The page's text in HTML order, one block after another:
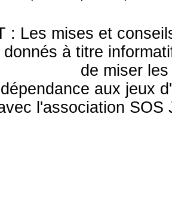
: Les mises et
à titre
de miser
aux jeux
l'association